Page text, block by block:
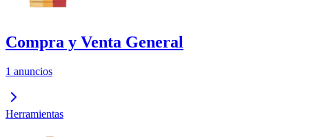
Compra y Venta General
1 anuncios
Herramientas